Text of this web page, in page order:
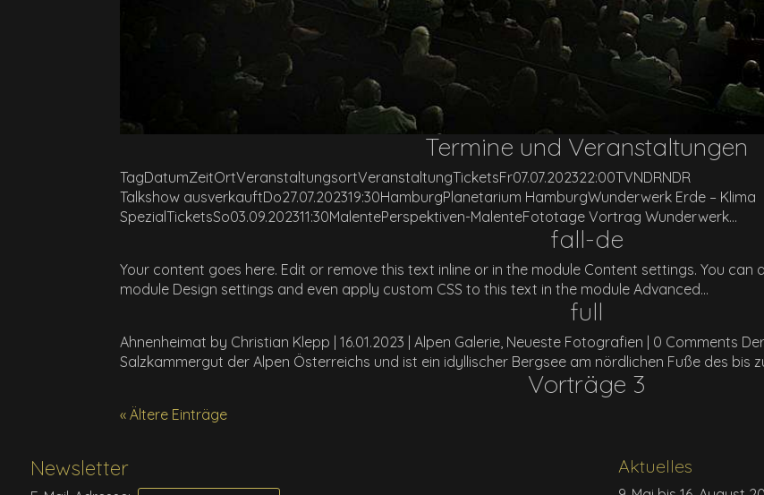
Termine und Veranstaltungen
TagDatumZeitOrtVeranstaltungsortVeranstaltungTicketsFr07.07.202322:00TVNDRNDR
Talkshow ausverkauftDo27.07.202319:30HamburgPlanetarium HamburgWunderwerk Erde – Klima
SpezialTicketsSo03.09.202311:30MalentePerspektiven-MalenteFototage Vortrag Wunderwerk...
fall-de
Your content goes here. Edit or remove this text inline or in the module Content settings. You
module Design settings and even apply custom CSS to this text in the module Advanced...
full
Ahnenheimat by Christian Klepp | 16.01.2023 | Alpen Galerie, Neueste Fotografien | 0 Comments
Salzkammergut der Alpen Österreichs und ist ein idyllischer Bergsee am nördlichen Fuße des bis
Vorträge 3
« Ältere Einträge
Newsletter Aktuelles